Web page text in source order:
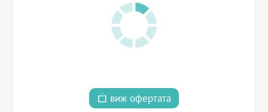
виж офертата